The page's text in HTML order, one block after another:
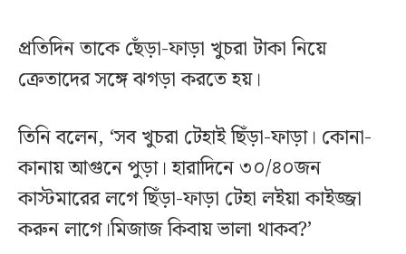
প্রতিদিন তাকে ছেঁড়া-ফাড়া খুচরা টাকা নিয়ে
ক্রেতাদের সঙ্গে ঝগড়া করতে হয়।
তিনি বলেন, ‘সব খুচরা টেহাই ছিঁড়া-ফাড়া। কোনা-
কানায় আগুনে পুড়া। হারাদিনে ৩০/৪০জন
কাস্টমারের লগে ছিঁড়া-ফাড়া টেহা লইয়া কাইজ্জা
করুন লাগে।মিজাজ কিবায় ভালা থাকব?’